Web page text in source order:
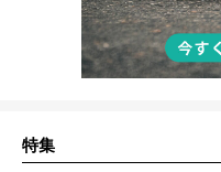
特集